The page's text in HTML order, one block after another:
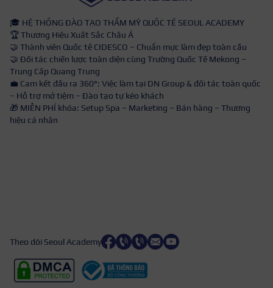
🎓 HỆ THỐNG ĐÀO TẠO THẨM MỸ QUỐC TẾ SEOUL ACADEMY
🏆 Thương Hiệu Xuất Sắc Châu Á
🤝 Thành viên Quốc tế CIDESCO – Chuẩn mực làm đẹp toàn cầu
🤝 Đối tác chiến lược toàn diện cùng Trường Quốc Tế Mekong –
Trung Cấp Quang Trung
💼 Cam kết đầu ra 360°: Việc làm tại DN Group & đối tác toàn quốc
– Hỗ trợ mở tiệm – Đào tạo tự kéo khách
🎁 MIỄN PHÍ khóa: Setup Spa – Marketing – Bán hàng – Thương
hiệu cá nhân
Theo dõi Seoul Academy